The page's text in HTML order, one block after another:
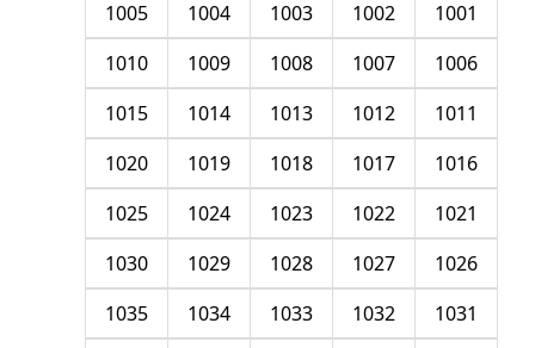
1001
1002
1003
1004
1005
1006
1007
1008
1009
1010
1011
1012
1013
1014
1015
1016
1017
1018
1019
1020
1021
1022
1023
1024
1025
1026
1027
1028
1029
1030
1031
1032
1033
1034
1035